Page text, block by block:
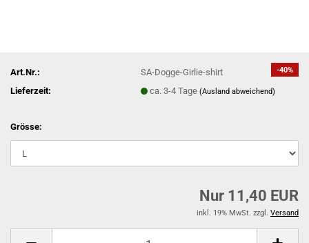
-40%
Art.Nr.:
SA-Dogge-Girlie-shirt
Lieferzeit:
ca. 3-4 Tage(Ausland abweichend)
Grösse:
Nur 11,40 EUR
inkl. 19% MwSt. zzgl. Versand